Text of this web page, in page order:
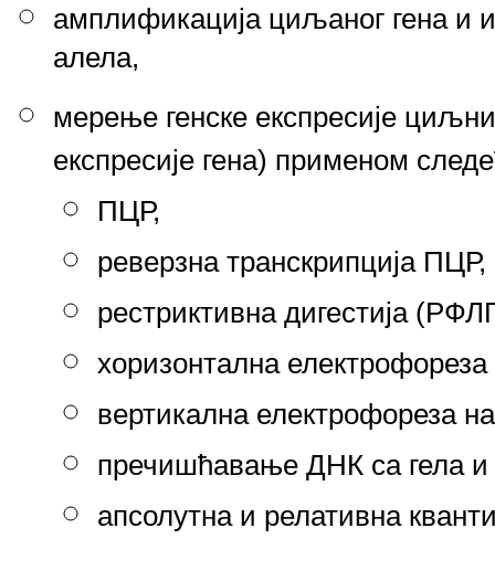
амплификација циљаног гена и
алела,
мерење генске експресије
експресије гена) применом
ПЦР,
реверзна транскрипција ПЦР,
рестриктивна дигестија
хоризонтална електрофореза
вертикална електрофореза
пречишћавање ДНК са гела
апсолутна и релативна